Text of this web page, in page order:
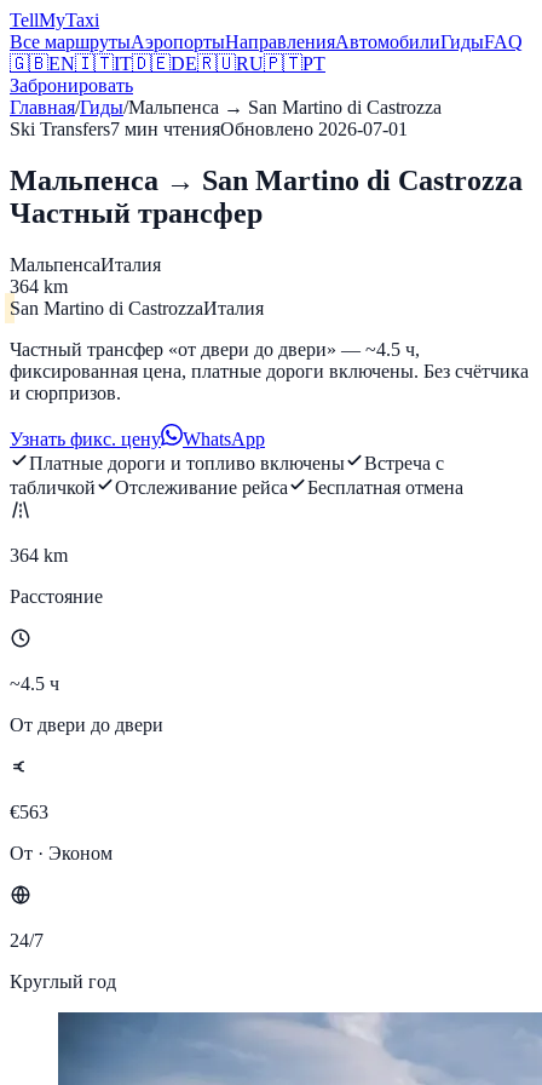
TellMyTaxi
Все маршрутыАэропортыНаправленияАвтомобилиГидыFAQ
🇬🇧EN🇮🇹IT🇩🇪DE🇷🇺RU🇵🇹PT
Забронировать
Главная/Гиды/Мальпенса → San Martino di Castrozza
Ski Transfers7 мин чтенияОбновлено 2026-07-01
Мальпенса → San Martino di Castrozza
Частный трансфер
МальпенсаИталия
364 km
San Martino di CastrozzaИталия
Частный трансфер «от двери до двери» — ~4.5 ч,
фиксированная цена, платные дороги включены. Без счётчика
и сюрпризов.
Узнать фикс. цену
WhatsApp
Платные дороги и топливо включены
Встреча с
табличкой
Отслеживание рейса Бесплатная отмена
364 km
Расстояние
~4.5 ч
От двери до двери
€563
От · Эконом
24/7
Круглый год